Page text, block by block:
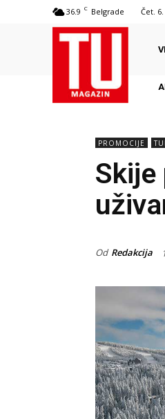
36.9 C Belgrade Čet.
PROMOCIJE
Skije
Od Redakcija